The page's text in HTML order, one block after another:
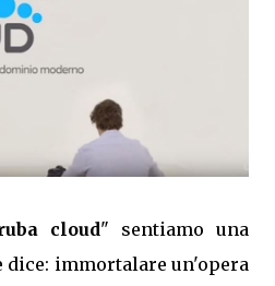
cloud" sentiamo una
dice: immortalare un'opera